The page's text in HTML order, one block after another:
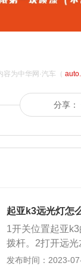
容为中华网·汽车（
分享：
起亚k3远光灯怎
1开关位置起亚
拨杆。2打开远
纵拨杆，即可打
发布时间：2023-